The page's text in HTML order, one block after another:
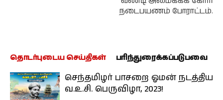
நடைபயணம் போராட்டம்.
தொடர்புடைய செய்திகள் பரிந்துரைக்கப்படுபவை
செந்தமிழர் பாசறை ஓமன் நடத்திய
வ.உ.சி. பெருவிழா, 2023!